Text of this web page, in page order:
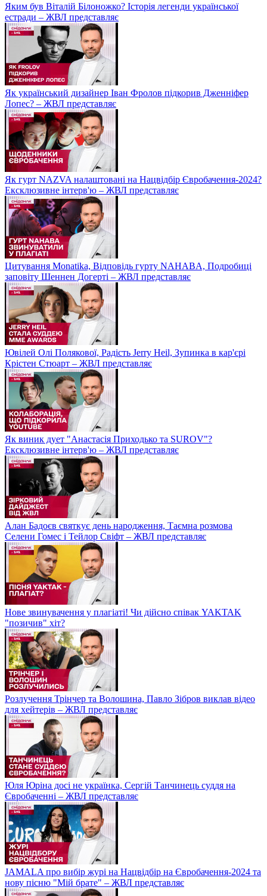
Яким був Віталій Білоножко? Історія легенди української
естради – ЖВЛ представляє
Як український дизайнер Іван Фролов підкорив Дженніфер
Лопес? – ЖВЛ представляє
Як гурт NAZVA налаштовані на Нацвідбір Євробачення-2024?
Ексклюзивне інтерв'ю – ЖВЛ представляє
Цитування Monatikа, Відповідь гурту NAHABA, Подробиці
заповіту Шеннен Догерті – ЖВЛ представляє
Ювілей Олі Полякової, Радість Jerry Heil, Зупинка в кар'єрі
Крістен Стюарт – ЖВЛ представляє
Як виник дует "Анастасія Приходько та SUROV"?
Ексклюзивне інтерв'ю – ЖВЛ представляє
Алан Бадоєв святкує день народження, Таємна розмова
Селени Гомес і Тейлор Свіфт – ЖВЛ представляє
Нове звинувачення у плагіаті! Чи дійсно співак YAKTAK
"позичив" хіт?
Розлучення Трінчер та Волошина, Павло Зібров виклав відео
для хейтерів – ЖВЛ представляє
Юля Юріна досі не українка, Сергій Танчинець суддя на
Євробаченні – ЖВЛ представляє
JAMALA про вибір журі на Нацвідбір на Євробачення-2024 та
нову пісню "Мій брате" – ЖВЛ представляє